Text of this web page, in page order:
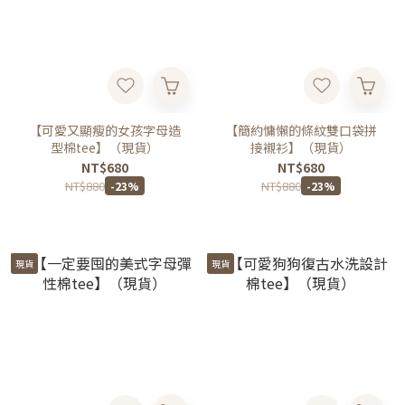
【可愛又顯瘦的女孩字母造
型棉tee】（現貨）
NT$680
NT$880 -23%
【簡約慵懶的條紋雙口袋拼
接襯衫】（現貨）
NT$680
NT$880 -23%
現貨 現貨